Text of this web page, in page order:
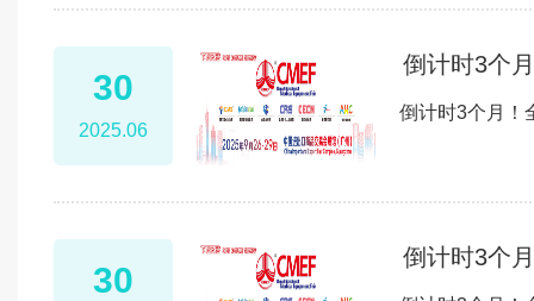
30
2025.06
倒计时3个
倒计时3个月！
30
倒计时3个